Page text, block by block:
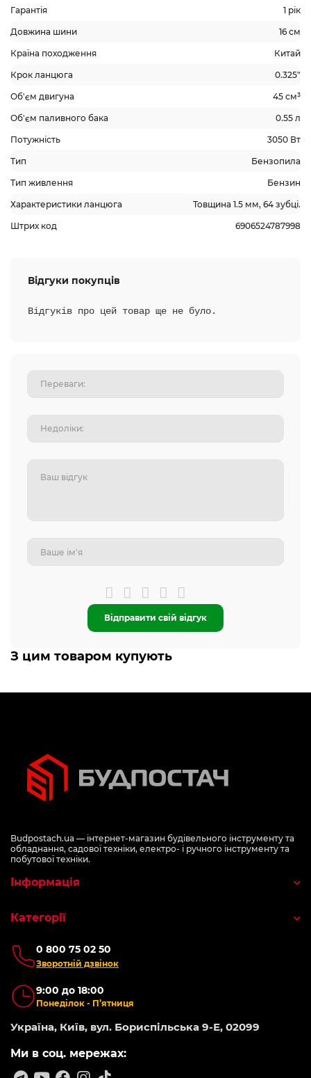
Гарантія 1 рік
Довжина шини 16 см
Країна походження Китай
Крок ланцюга 0.325"
Об'єм двигуна 45 см³
Об'єм паливного бака 0.55 л
Потужність 3050 Вт
Тип Бензопила
Тип живлення Бензин
Характеристики ланцюга Товщина 1.5 мм, 64 зубці.
Штрих код 6906524787998
Відгуки покупців
Відгуків про цей товар ще не було.
Відправити свій відгук
З цим товаром купують
Budpostach.ua — інтернет-магазин будівельного інструменту та
обладнання, садової техніки, електро- і ручного інструменту та
побутової техніки.
0 800 75 02 50
Зворотній дзвінок
9:00 до 18:00
Понеділок - П’ятниця
Україна, Київ, вул. Бориспільська 9-Е, 02099
Ми в соц. мережах:
Інформація
Категорії